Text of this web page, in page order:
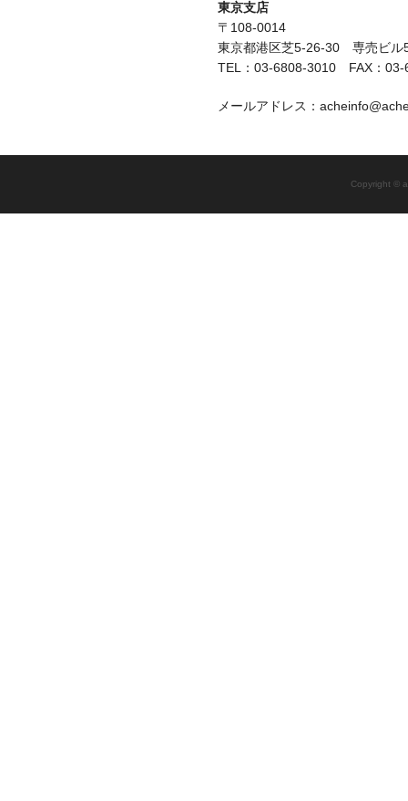
東京支店
〒108-0014
東京都港区芝5-26-30 専売ビル
TEL：03-6808-3010 FAX：03-
メールアドレス：
Copyright ©